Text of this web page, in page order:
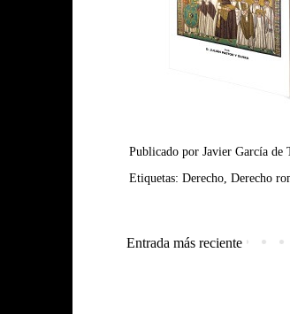
Publicado por Javier García de
Etiquetas: Derecho Derecho
Entrada más reciente